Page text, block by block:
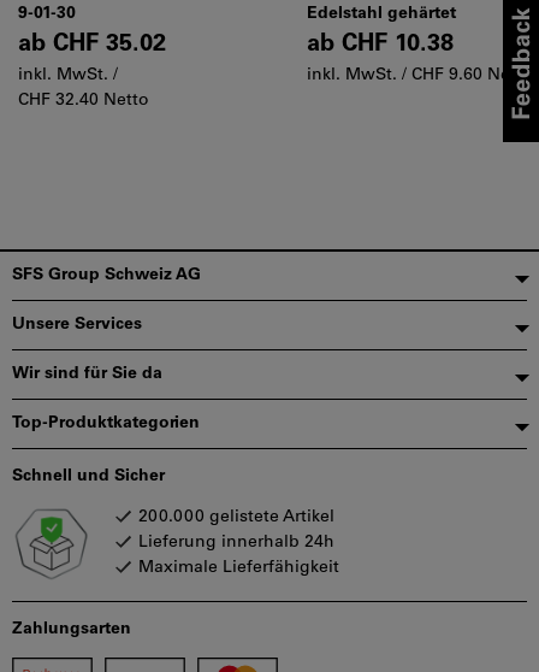
9-01-30
ab CHF 35.02
inkl. MwSt. /
CHF 32.40 Netto
Edelstahl gehärtet
ab CHF 10.38
inkl. MwSt. / CHF 9.60 Netto
Fußzeile
SFS Group Schweiz AG
Unsere Services
Wir sind für Sie da
Top-Produktkategorien
Zahlungsarten
Schnell und Sicher
200.000 gelistete Artikel
Lieferung innerhalb 24h
Maximale Lieferfähigkeit